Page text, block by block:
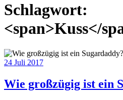
Schlagwort:
<span>Kuss</
24 Juli 2017
Wie großzügig ist ein